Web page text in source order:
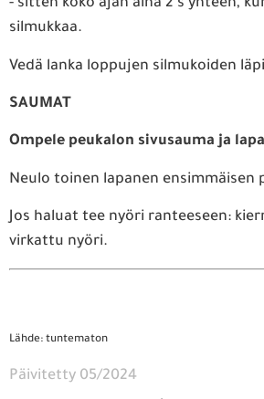
- sitten koko ajan aina 2 s yhteen,
silmukkaa.
Vedä lanka loppujen silmukoiden
SAUMAT
Ompele peukalon sivusauma ja
Neulo toinen lapanen ensimmäisen
Jos haluat tee nyöri ranteeseen:
virkattu nyöri.
Lähde: tuntematon
Päivitetty 05/2024